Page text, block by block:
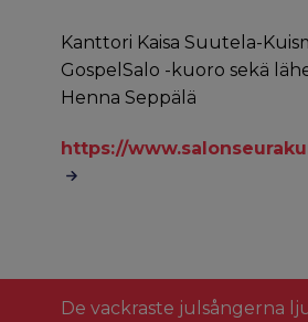
Kanttori Kaisa Suutela-
GospelSalo -kuoro sekä
Henna Seppälä
https://
De vackraste julsångerna